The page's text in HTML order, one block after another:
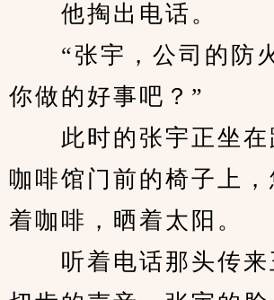
他掏出电话。
“张宇，公司的防
你做的好事吧？”
此时的张宇正坐在
咖啡馆门前的椅子上
着咖啡，晒着太阳。
听着电话那头传来